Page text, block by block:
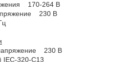
170-264 В
230 В
230 В
320-C13